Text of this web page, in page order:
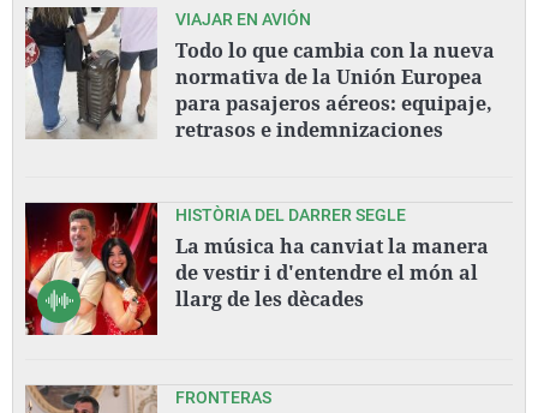
VIAJAR EN AVIÓN
Todo lo que cambia con la nueva
normativa de la Unión Europea
para pasajeros aéreos: equipaje,
retrasos e indemnizaciones
HISTÒRIA DEL DARRER SEGLE
La música ha canviat la manera
de vestir i d'entendre el món al
llarg de les dècades
FRONTERAS